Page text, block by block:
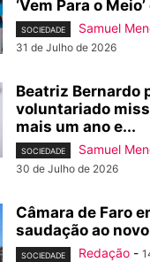
‘Vem Para o
SOCIEDADE Samuel
31 de Julho de 2026
Beatriz Bernardo
voluntariado
mais um ano e...
SOCIEDADE Samuel
30 de Julho de 2026
Câmara de Faro
saudação ao
SOCIEDADE Redação -